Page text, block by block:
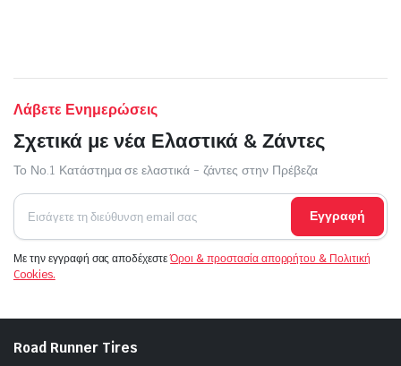
Λάβετε Ενημερώσεις
Σχετικά με νέα Ελαστικά & Ζάντες
Το Νο.1 Κατάστημα σε ελαστικά - ζάντες στην Πρέβεζα
Εγγραφή
Με την εγγραφή σας αποδέχεστεΌροι & προστασία απορρήτου & Πολιτική
Cookies.
Road Runner Tires